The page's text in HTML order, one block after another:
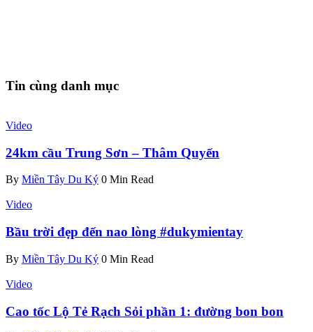
Tin cùng danh mục
Video
24km cầu Trung Sơn – Thâm Quyến
By Miền Tây Du Ký 0 Min Read
Video
Bầu trời đẹp đến nao lòng #dukymientay
By Miền Tây Du Ký 0 Min Read
Video
Cao tốc Lộ Tẻ Rạch Sỏi phần 1: đường bon bon